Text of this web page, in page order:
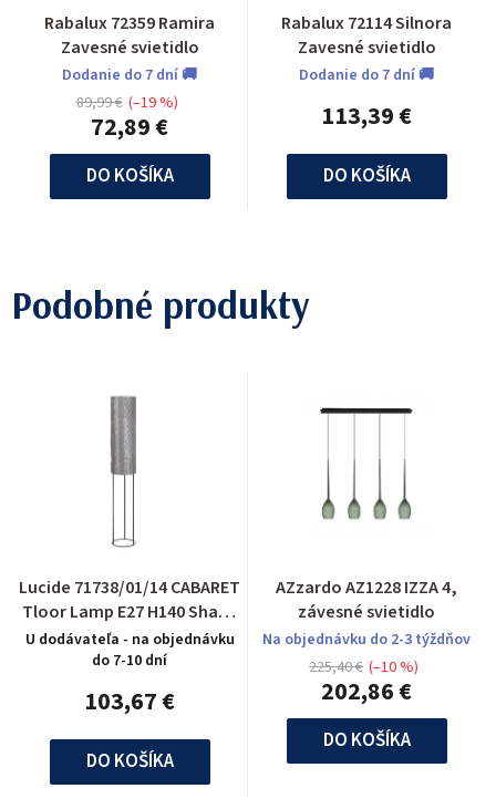
Rabalux 72359 Ramira
Zavesné svietidlo
Dodanie do 7 dní 🚚
72,89 €
89,99 € (–19 %)
DO KOŠÍKA
Rabalux 72114 Silnora
Zavesné svietidlo
Dodanie do 7 dní 🚚
113,39 €
DO KOŠÍKA
Podobné produkty
Lucide 71738/01/14 CABARET
Tloor Lamp E27 H140 Shade
Silver
U dodávateľa - na objednávku
do 7-10 dní
103,67 €
DO KOŠÍKA
AZzardo AZ1228 IZZA 4,
závesné svietidlo
Na objednávku do 2-3 týždňov
202,86 €
225,40 € (–10 %)
DO KOŠÍKA